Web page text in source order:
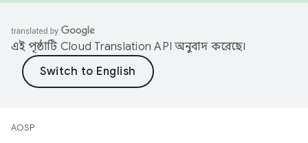
এই পৃষ্ঠাটি Cloud Translation API অনুবাদ করেছে।
AOSP